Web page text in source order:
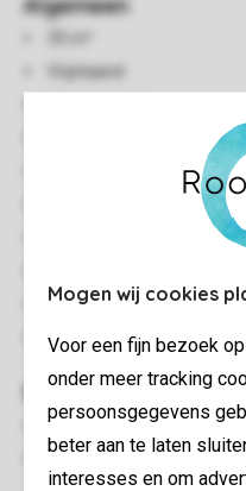
Mogen wij cookies
Voor een fijn bezoek
onder meer tracking
persoonsgegevens
beter aan te laten
interesses en om
Vrijstaand
Rookvrij
In enkele
Slaapkamer(s)
Slaapkamer met 2-
Bedden voorzien van